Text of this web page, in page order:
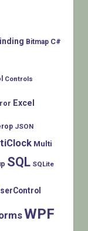
Bitmap C#
Controls
Excel
JSON
Multi
SQL SQLite
WPF